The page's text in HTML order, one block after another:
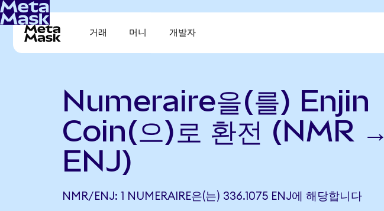
거래 머니 개발자
Numeraire을(를) Enjin
Coin(으)로 환전 (NMR →
ENJ)
NMR/ENJ: 1 NUMERAIRE은(는) 336.1075 ENJ에 해당합니다